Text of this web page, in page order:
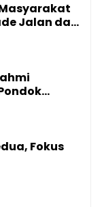
Jalan dan
Fokus